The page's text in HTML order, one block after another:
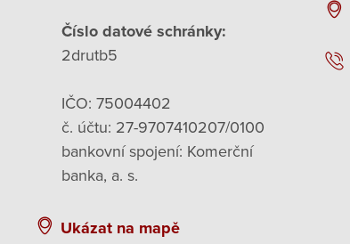
Číslo datové schránky:
2drutb5
IČO: 75004402
č. účtu: 27-9707410207/0100
bankovní spojení: Komerční
banka, a. s.
Ukázat na mapě